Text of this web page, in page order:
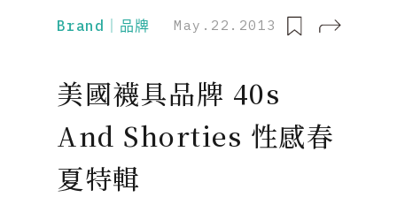
Brand｜品牌 May.22.2013
美國襪具品牌 40s
And Shorties 性感春
夏特輯